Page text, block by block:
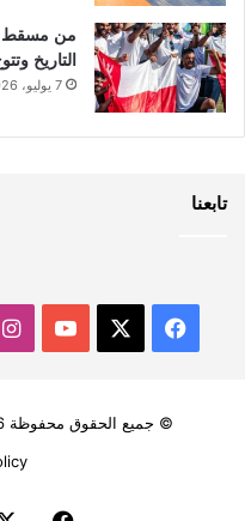
من مسقط
التاريخ
7 يوليو، 2026 6:48 م
تابعنا
فيسبوك
© جميع الحقوق محفوظة 2026, صحيفة توووفة الالكترونية